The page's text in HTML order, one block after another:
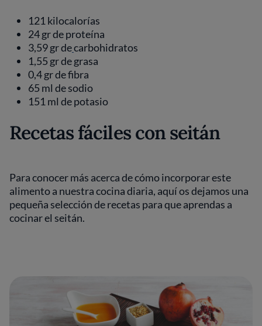
121 kilocalorías
24 gr de proteína
3,59 gr decarbohidratos
1,55 gr de grasa
0,4 gr de fibra
65 ml de sodio
151 ml de potasio
Recetas fáciles con seitán
Para conocer más acerca de cómo incorporar este
alimento a nuestra cocina diaria, aquí os dejamos una
pequeña selección de recetas para que aprendas a
cocinar el seitán.